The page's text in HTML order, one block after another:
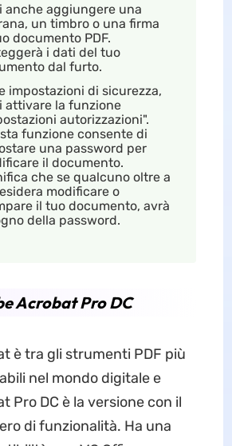
anche aggiungere una
un timbro o una firma
documento PDF.
i dati del tuo
dal furto.
impostazioni di sicurezza,
attivare la funzione
autorizzazioni".
funzione consente di
una password per
il documento.
che se qualcuno oltre a
modificare o
il tuo documento, avrà
della password.
Acrobat Pro DC
è tra gli strumenti PDF più
nel mondo digitale e
Pro DC è la versione con il
di funzionalità. Ha una